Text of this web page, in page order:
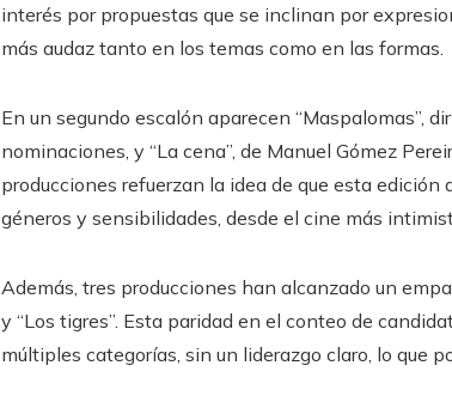
interés por propuestas que se inclinan por
más audaz tanto en los temas como en las formas.
En un segundo escalón aparecen “Maspalomas”,
nominaciones, y “La cena”, de Manuel Gómez
producciones refuerzan la idea de que esta
géneros y sensibilidades, desde el cine más
Además, tres producciones han alcanzado un
y “Los tigres”. Esta paridad en el conteo de
múltiples categorías, sin un liderazgo claro, lo que